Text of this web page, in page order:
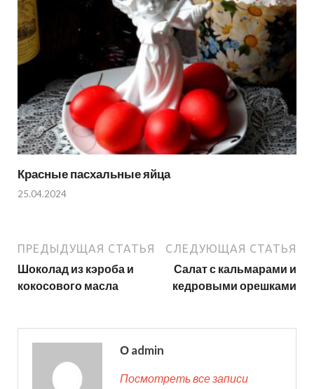
Красные пасхальные яйца
25.04.2024
ПРЕДЫДУЩАЯ СТАТЬЯ
Шоколад из кэроба и
кокосового масла
СЛЕДУЮЩАЯ СТАТЬЯ
Салат с кальмарами и
кедровыми орешками
О admin
Посмотреть все записи